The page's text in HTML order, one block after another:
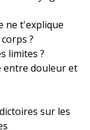
ne t'explique
?
limites ?
entre douleur et
sur les